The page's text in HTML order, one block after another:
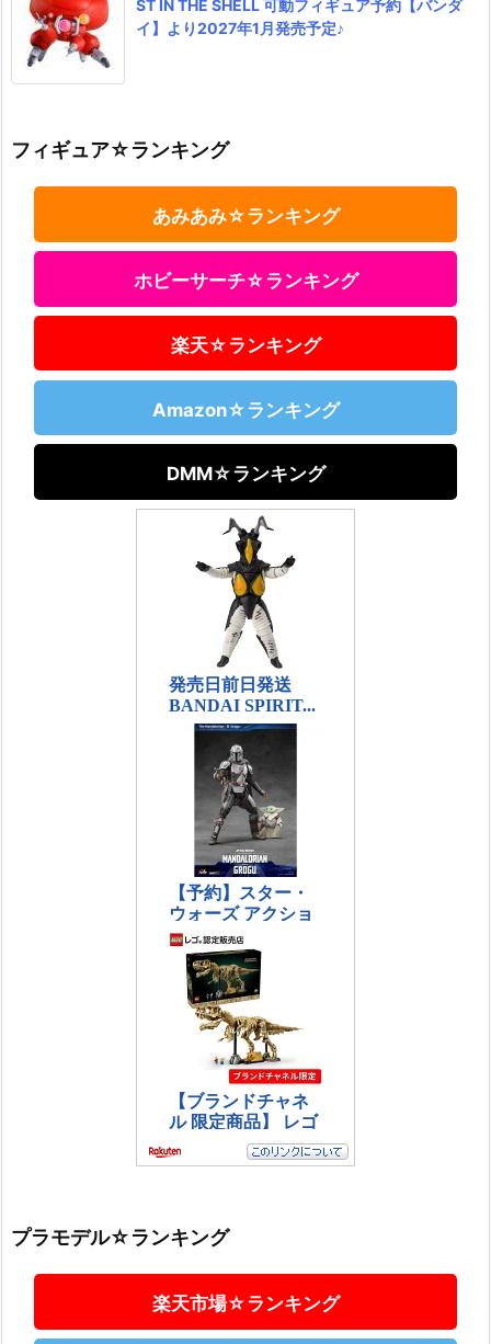
ST IN THE SHELL 可動フィギュア予約【バンダ
イ】より2027年1月発売予定♪
フィギュア☆ランキング
あみあみ☆ランキング
ホビーサーチ☆ランキング
楽天☆ランキング
Amazon☆ランキング
DMM☆ランキング
プラモデル☆ランキング
楽天市場☆ランキング